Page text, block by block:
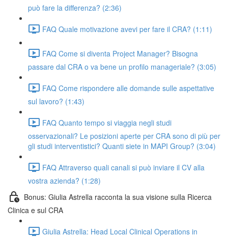
può fare la differenza? (2:36)
FAQ Quale motivazione avevi per fare il CRA? (1:11)
FAQ Come si diventa Project Manager? Bisogna
passare dal CRA o va bene un profilo manageriale? (3:05)
FAQ Come rispondere alle domande sulle aspettative
sul lavoro? (1:43)
FAQ Quanto tempo si viaggia negli studi
osservazionali? Le posizioni aperte per CRA sono di più per
gli studi interventistici? Quanti siete in MAPI Group? (3:04)
FAQ Attraverso quali canali si può inviare il CV alla
vostra azienda? (1:28)
Bonus: Giulia Astrella racconta la sua visione sulla Ricerca
Clinica e sul CRA
Giulia Astrella: Head Local Clinical Operations in